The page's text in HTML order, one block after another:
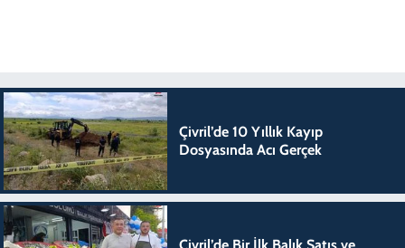
Çivril’de 10 Yıllık Kayıp
Dosyasında Acı Gerçek